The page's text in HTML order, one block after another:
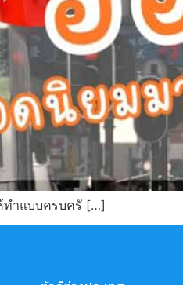
ทำแบบครบครั […]